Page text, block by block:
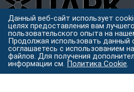
Завод металлоконструкций полного
Проектируем, режем, варим и
крышей.
Хабаровск, ул. Строительная 24 с.5
Пн–Пт: 9:00–18:00
Данный веб-сайт использует
целях предоставления вам лучшего
пользовательского опыта на
Продолжая использовать данный
соглашаетесь с использованием
файлов. Для получения
информации см. Политика Cookie.